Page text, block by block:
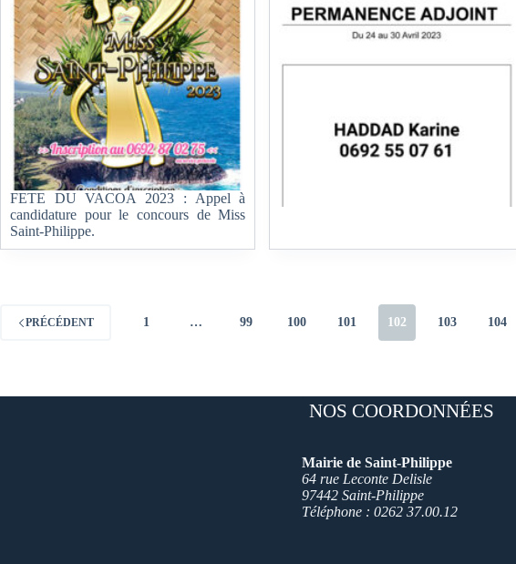
FETE DU VACOA 2023 : Appel à
candidature pour le concours de Miss
Saint-Philippe.
PRÉCÉDENT 1 … 99 100 101 102 103 104
NOS COORDONNÉES
Mairie de Saint-Philippe
64 rue Leconte Delisle
97442 Saint-Philippe
Téléphone : 0262 37.00.12